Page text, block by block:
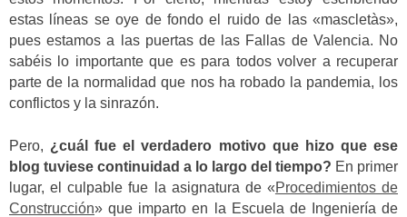
estas líneas se oye de fondo el ruido de las «mascletàs»,
pues estamos a las puertas de las Fallas de Valencia. No
sabéis lo importante que es para todos volver a recuperar
parte de la normalidad que nos ha robado la pandemia, los
conflictos y la sinrazón.
Pero, ¿cuál fue el verdadero motivo que hizo que ese
blog tuviese continuidad a lo largo del tiempo? En primer
lugar, el culpable fue la asignatura de «Procedimientos de
Construcción» que imparto en la Escuela de Ingeniería de